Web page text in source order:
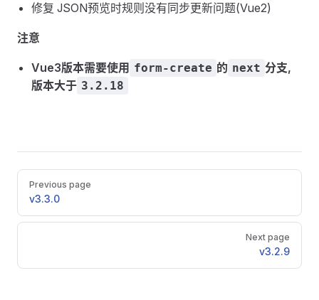
修复 JSON预览时规则没有同步更新问题(Vue2)
注意
Vue3版本需要使用 form-create 的 next 分支,
版本大于 3.2.18
Pager
Previous page
v3.3.0
Next page
v3.2.9